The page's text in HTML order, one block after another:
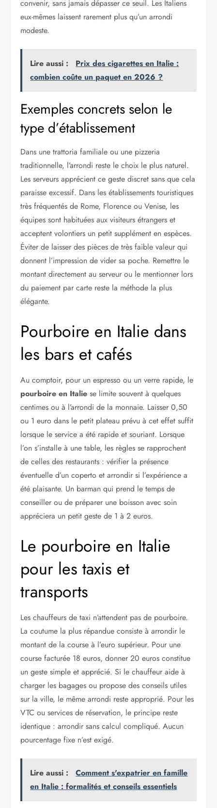
convenir, sans jamais dépasser ce seuil. Les Italiens
eux-mêmes laissent rarement plus qu’un arrondi
modeste.
Lire aussi :
Prix des cigarettes en Italie :
combien coûte un paquet en 2026 ?
Exemples concrets selon le
type d’établissement
Dans une trattoria familiale ou une pizzeria
traditionnelle, l’arrondi reste le choix le plus naturel.
Les serveurs apprécient ce geste discret sans que cela
paraisse excessif. Dans les établissements touristiques
très fréquentés de Rome, Florence ou Venise, les
équipes sont habituées aux visiteurs étrangers et
acceptent volontiers un petit supplément en espèces.
Éviter de laisser des pièces de très faible valeur qui
donnent l’impression de vider sa poche. Remettre le
montant directement au serveur ou le mentionner lors
du paiement par carte reste la méthode la plus
élégante.
Pourboire en Italie dans
les bars et cafés
Au comptoir, pour un espresso ou un verre rapide, le
pourboire en Italie se limite souvent à quelques
centimes ou à l’arrondi de la monnaie. Laisser 0,50
ou 1 euro dans le petit plateau prévu à cet effet suffit
lorsque le service a été rapide et souriant. Lorsque
l’on s’installe à une table, les règles se rapprochent
de celles des restaurants : vérifier la présence
éventuelle d’un coperto et arrondir si l’expérience a
été plaisante. Un barman qui prend le temps de
conseiller ou de préparer une boisson avec soin
appréciera un petit geste de 1 à 2 euros.
Le pourboire en Italie
pour les taxis et
transports
Les chauffeurs de taxi n’attendent pas de pourboire.
La coutume la plus répandue consiste à arrondir le
montant de la course à l’euro supérieur. Pour une
course facturée 18 euros, donner 20 euros constitue
un geste simple et apprécié. Si le chauffeur aide à
charger les bagages ou propose des conseils utiles
sur la ville, le même arrondi reste approprié. Pour les
VTC ou services de réservation, le principe reste
identique : arrondir sans calcul compliqué. Aucun
pourcentage fixe n’est exigé.
Lire aussi :
Comment s'expatrier en famille
en Italie : formalités et conseils essentiels